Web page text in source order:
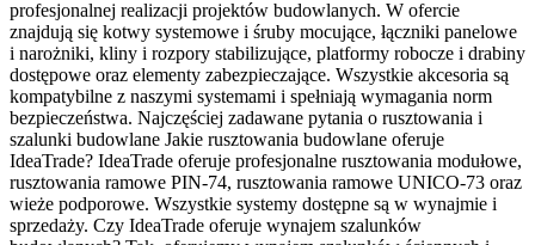
profesjonalnej realizacji projektów budowlanych. W ofercie
znajdują się kotwy systemowe i śruby mocujące, łączniki panelowe
i narożniki, kliny i rozpory stabilizujące, platformy robocze i drabiny
dostępowe oraz elementy zabezpieczające. Wszystkie akcesoria są
kompatybilne z naszymi systemami i spełniają wymagania norm
bezpieczeństwa. Najczęściej zadawane pytania o rusztowania i
szalunki budowlane Jakie rusztowania budowlane oferuje
IdeaTrade? IdeaTrade oferuje profesjonalne rusztowania modułowe,
rusztowania ramowe PIN-74, rusztowania ramowe UNICO-73 oraz
wieże podporowe. Wszystkie systemy dostępne są w wynajmie i
sprzedaży. Czy IdeaTrade oferuje wynajem szalunków